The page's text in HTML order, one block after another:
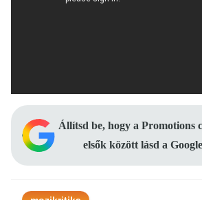
Állítsd be, hogy a Promotions
elsők között lásd a